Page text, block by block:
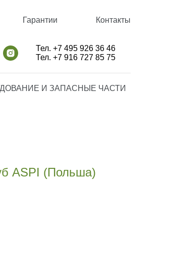
Гарантии Контакты
Тел. +7 495 926 36 46
Тел. +7 916 727 85 75
И ЗАПАСНЫЕ ЧАСТИ
ASPI (Польша)